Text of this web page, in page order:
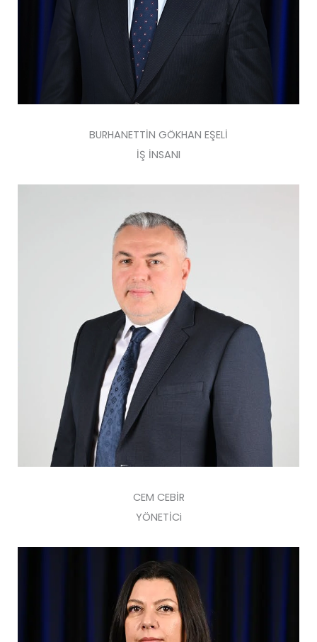
BURHANETTİN GÖKHAN EŞELİ
İŞ İNSANI
CEM CEBİR
YÖNETİCi